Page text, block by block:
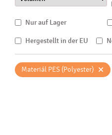
Nur auf Lager
Hergestellt in der EU
Materiál PES (Polyester) ×